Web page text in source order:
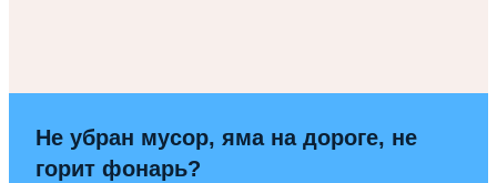
Не убран мусор, яма на дороге, не
горит фонарь?